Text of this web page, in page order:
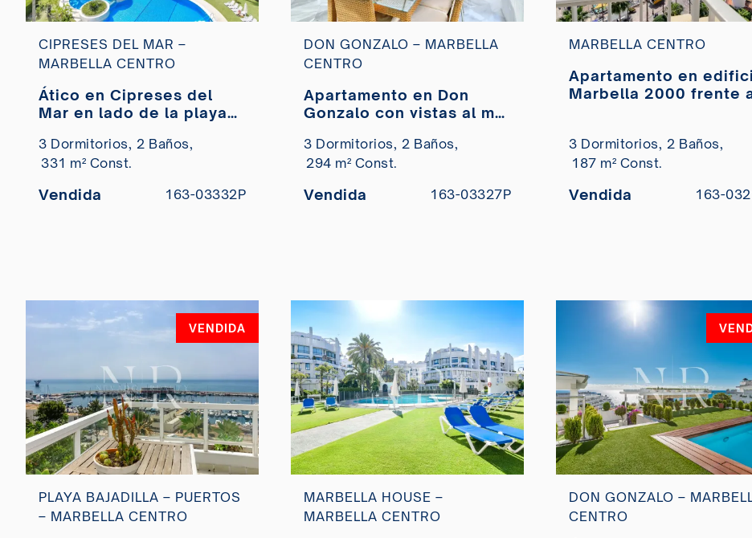
CIPRESES DEL MAR –
MARBELLA CENTRO
Ático en Cipreses del
Mar en lado de la playa
3 Dormitorios, 2 Baños,
331 m² Const.
Vendida 163-03332P
DON GONZALO – MARBELLA
CENTRO
Apartamento en Don
Gonzalo con vistas al mar
centro
3 Dormitorios, 2 Baños,
294 m² Const.
Vendida 163-03327P
MARBELLA CENTRO
Apartamento en edificio
Marbella 2000 frente
3 Dormitorios, 2 Baños,
187 m² Const.
Vendida 163-
VENDIDA
PLAYA BAJADILLA – PUERTOS
– MARBELLA CENTRO
MARBELLA HOUSE –
MARBELLA CENTRO
DON GONZALO –
CENTRO